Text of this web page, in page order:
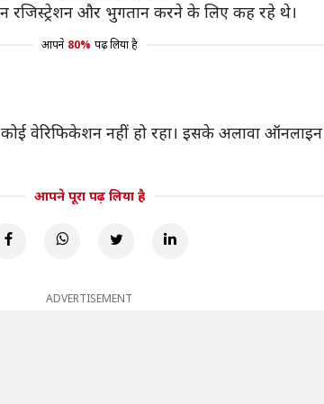
रजिस्ट्रेशन और भुगतान करने के लिए कह रहे थे।
आपने 80% पढ़ लिया है
वेरिफिकेशन नहीं हो रहा। इसके अलावा
आपने पूरा पढ़ लिया है
ADVERTISEMENT